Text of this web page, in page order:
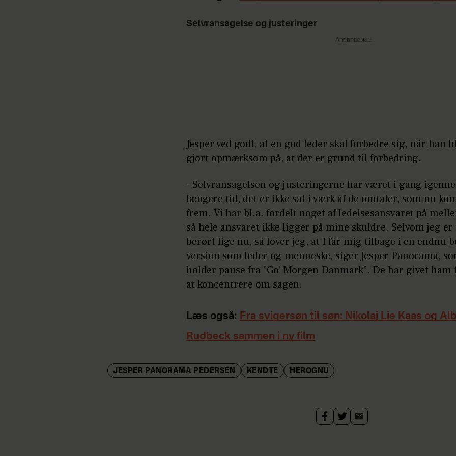
Selvransagelse og justeringer
Annonce
Jesper ved godt, at en god leder skal forbedre sig, når han
gjort opmærksom på, at der er grund til forbedring.
- Selvransagelsen og justeringerne har været i gang
længere tid, det er ikke sat i værk af de omtaler, som nu
frem. Vi har bl.a. fordelt noget af ledelsesansvaret på
så hele ansvaret ikke ligger på mine skuldre. Selvom jeg er
berørt lige nu, så lover jeg, at I får mig tilbage i en endnu
version som leder og menneske, siger Jesper Panorama,
holder pause fra ”Go’ Morgen Danmark”. De har givet
at koncentrere om sagen.
Læs også: Fra svigersøn til søn: Nikolaj Lie Kaas og
Rudbeck sammen i ny film
JESPER PANORAMA PEDERSEN KENDTE HEROGNU